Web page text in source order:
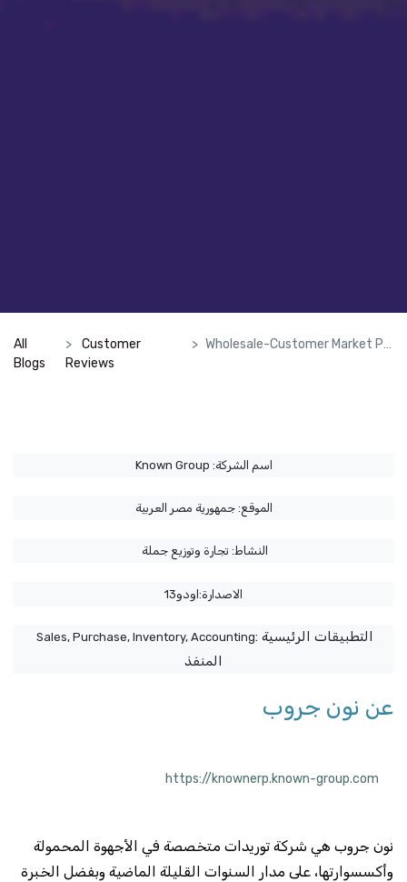
All
Blogs
Customer
Reviews
Wholesale-Customer Market Place
Known Group :اسم الشركة
الموقع: جمهورية مصر العربية
النشاط: تجارة وتوزيع جملة
الاصدارة:اودو13
Sales, Purchase, Inventory, Accounting: التطبيقات الرئيسية
المنفذ
عن نون جروب
https://knownerp.known-group.com
نون جروب هي شركة توريدات متخصصة في الأجهوة المحمولة
وأكسسوارتها، على مدار السنوات القليلة الماضية وبفضل الخبرة